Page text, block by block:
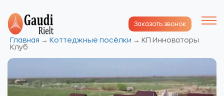
Заказать звонок
Главная → Коттеджные посёлки → КП Инноваторы
Клуб